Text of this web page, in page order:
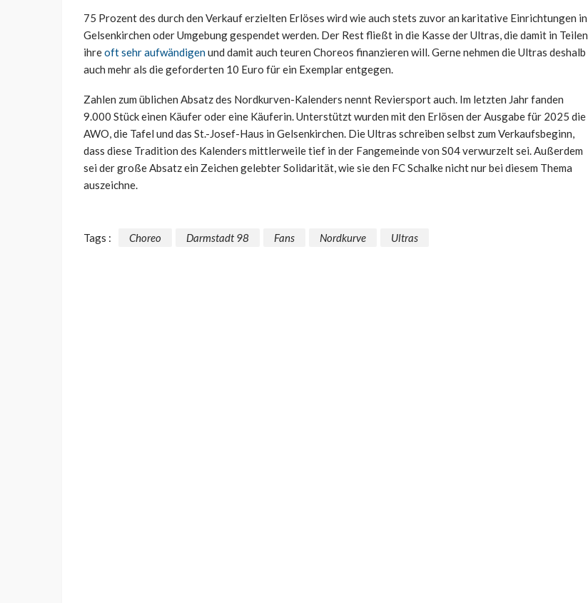
75 Prozent des durch den Verkauf erzielten Erlöses wird wie auch stets zuvor an karitative Einrichtungen in
Gelsenkirchen oder Umgebung gespendet werden. Der Rest fließt in die Kasse der Ultras, die damit in Teilen
ihreoft sehr aufwändigenund damit auch teuren Choreos finanzieren will. Gerne nehmen die Ultras deshalb
auch mehr als die geforderten 10 Euro für ein Exemplar entgegen.
Zahlen zum üblichen Absatz des Nordkurven-Kalenders nennt Reviersport auch. Im letzten Jahr fanden
9.000 Stück einen Käufer oder eine Käuferin. Unterstützt wurden mit den Erlösen der Ausgabe für 2025 die
AWO, die Tafel und das St.-Josef-Haus in Gelsenkirchen. Die Ultras schreiben selbst zum Verkaufsbeginn,
dass diese Tradition des Kalenders mittlerweile tief in der Fangemeinde von S04 verwurzelt sei. Außerdem
sei der große Absatz ein Zeichen gelebter Solidarität, wie sie den FC Schalke nicht nur bei diesem Thema
auszeichne.
Tags : Choreo Darmstadt 98 Fans Nordkurve Ultras